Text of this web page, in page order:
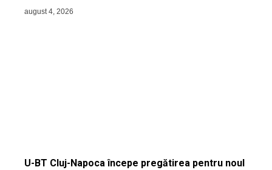
august 4, 2026
U-BT Cluj-Napoca începe pregătirea pentru noul